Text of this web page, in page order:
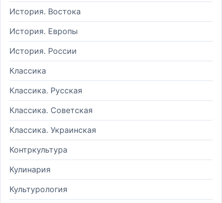
История. Востока
История. Европы
История. России
Классика
Классика. Русская
Классика. Советская
Классика. Украинская
Контркультура
Кулинария
Культурология